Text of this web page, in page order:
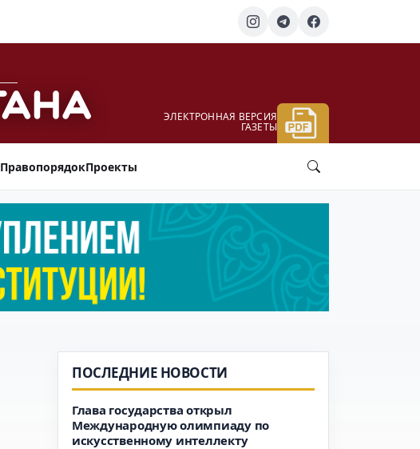
ЭЛЕКТРОННАЯ ВЕРСИЯ
ГАЗЕТЫ
ПравопорядокПроекты
ПОСЛЕДНИЕ НОВОСТИ
Глава государства открыл
Международную олимпиаду по
искусственному интеллекту